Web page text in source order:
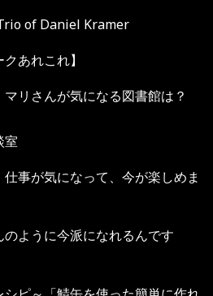
of Daniel Kramer
あれこれ】
リさんが気になる図書館は？
室
事が気になって、今が楽しめま
ように今派になれるんです